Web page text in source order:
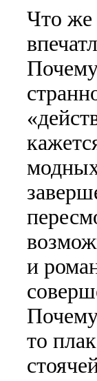
Что же
и
то